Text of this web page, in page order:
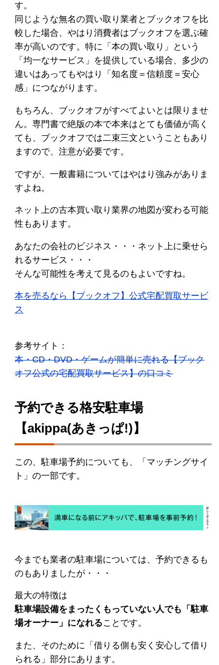
す。
同じような無名の買い取り業者とブックオフを比
較した場合、やはり消費者はブックオフを選ぶ確
率が高いのです。特に「本の買い取り」という
「均一なサービス」を提供している場合、多少の
違いはあってもやはり「知名度＝信頼度＝安心
感」につながります。
もちろん、ブックオフがすべてよいとは限りませ
ん。専門書で絶版の本で本来はとても価値が高く
ても、ブックオフでは二束三文ということもあり
ますので、注意が必要です。
ですが、一般書籍についてはやはり強みがありま
すよね。
ネット上の古本買い取り業界の地図が変わる可能
性もあります。
あなたの会社のビジネス・・・ネット上に乗せら
れるサービス・・・
そんな可能性を考えて見るのもよいですね。
本を売るなら【ブックオフ】公式宅配買取サービ
ス
参考サイト：
本・CD・DVD・ゲームが簡単に売れる【ブック
オフ公式の宅配買取サービス】の口コミ
予約できる格安駐車場
【akippa(あきっぱ!)】
この、駐車場予約についても、「マッチングサイ
ト」の一部です。
今までも業者の駐車場については、予約できるも
のもありましたが・・・
最大の特徴は
駐車場設備をまったくもっていない人でも「駐車
場オーナー」になれることです。
また、そのために「借りる側も安く安心して借り
られる」部分にあります。